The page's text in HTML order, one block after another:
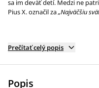
sa im deväť detí. Medzi ne
Pius X. označil za„Najväčšiu
Prečítať celý popis
Popis